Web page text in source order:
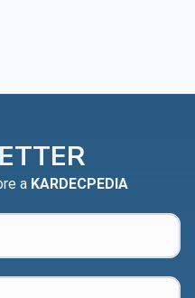
a KARDECPEDIA